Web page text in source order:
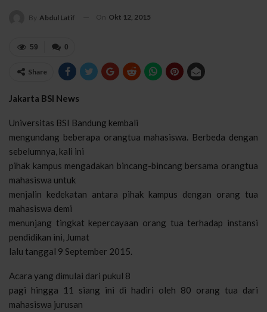
By Abdul Latif On Okt 12, 2015
0
59
Share
Jakarta BSI News
Universitas BSI Bandung kembali
mengundang beberapa orangtua mahasiswa. Berbeda dengan
sebelumnya, kali ini
pihak kampus mengadakan bincang-bincang bersama orangtua
mahasiswa untuk
menjalin kedekatan antara pihak kampus dengan orang tua
mahasiswa demi
menunjang tingkat kepercayaan orang tua terhadap instansi
pendidikan ini, Jumat
lalu tanggal 9 September 2015.
Acara yang dimulai dari pukul 8
pagi hingga 11 siang ini di hadiri oleh 80 orang tua dari
mahasiswa jurusan